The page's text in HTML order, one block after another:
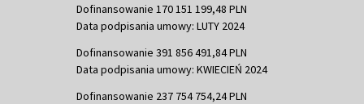
Dofinansowanie 170 151 199,48 PLN
Data podpisania umowy: LUTY 2024
Dofinansowanie 391 856 491,84 PLN
Data podpisania umowy: KWIECIEŃ 2024
Dofinansowanie 237 754 754,24 PLN